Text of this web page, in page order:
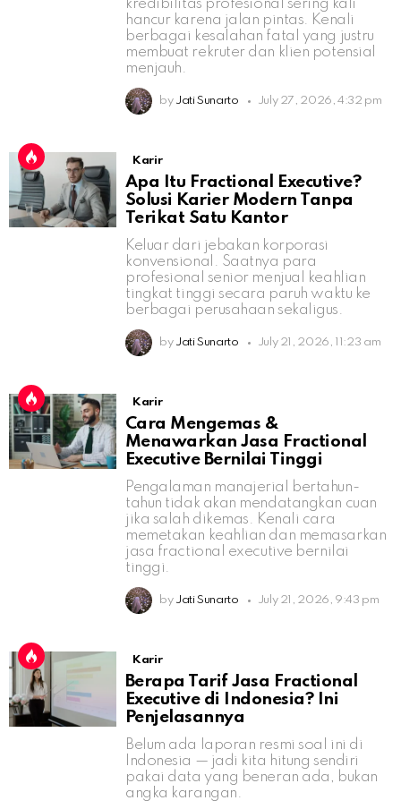
kredibilitas profesional sering kali
hancur karena jalan pintas. Kenali
berbagai kesalahan fatal yang justru
membuat rekruter dan klien potensial
menjauh.
by Jati Sunarto July 27, 2026, 4:32 pm
Karir
Apa Itu Fractional Executive?
Solusi Karier Modern Tanpa
Terikat Satu Kantor
Keluar dari jebakan korporasi
konvensional. Saatnya para
profesional senior menjual keahlian
tingkat tinggi secara paruh waktu ke
berbagai perusahaan sekaligus.
by Jati Sunarto July 21, 2026, 11:23 am
Karir
Cara Mengemas &
Menawarkan Jasa Fractional
Executive Bernilai Tinggi
Pengalaman manajerial bertahun-
tahun tidak akan mendatangkan cuan
jika salah dikemas. Kenali cara
memetakan keahlian dan memasarkan
jasa fractional executive bernilai
tinggi.
by Jati Sunarto July 21, 2026, 9:43 pm
Karir
Berapa Tarif Jasa Fractional
Executive di Indonesia? Ini
Penjelasannya
Belum ada laporan resmi soal ini di
Indonesia — jadi kita hitung sendiri
pakai data yang beneran ada, bukan
angka karangan.